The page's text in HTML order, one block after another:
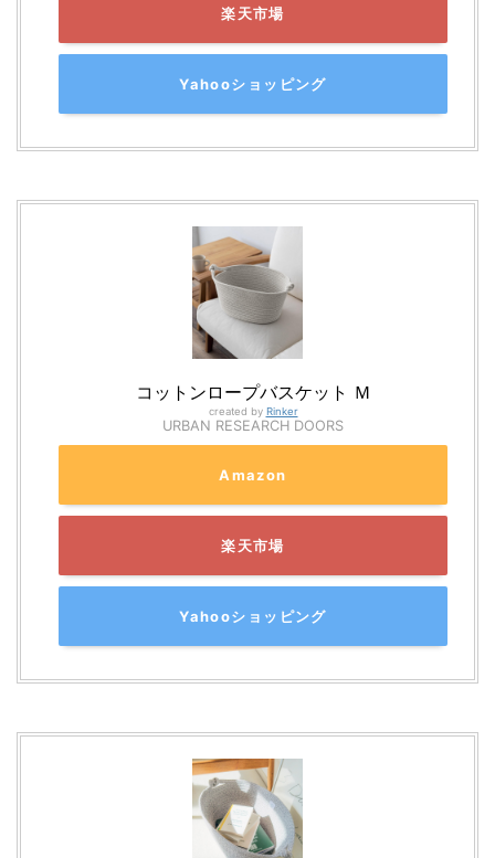
楽天市場
Yahooショッピング
コットンロープバスケット Ｍ
created by Rinker
URBAN RESEARCH DOORS
Amazon
楽天市場
Yahooショッピング